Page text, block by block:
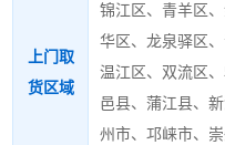
上门取
货区域
锦江区、青羊区
华区、龙泉驿区
温江区、双流区
邑县、蒲江县、
州市、邛崃市、